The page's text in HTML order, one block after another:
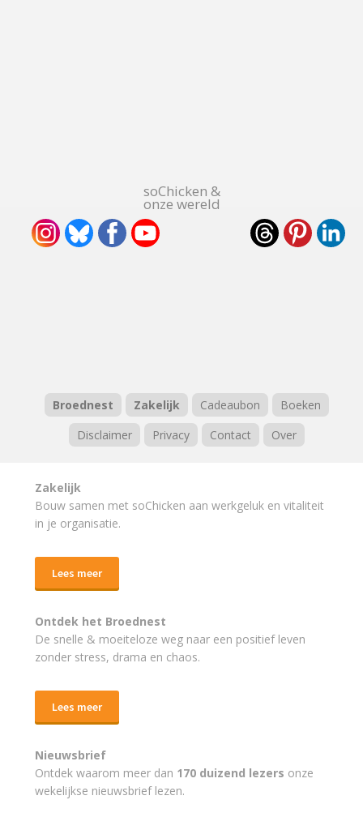
soChicken &
onze wereld
Broednest Zakelijk Cadeaubon
Boeken
Disclaimer
Privacy Contact Over
Zakelijk
Bouw samen met soChicken aan werkgeluk en vitaliteit
in je organisatie.
Lees meer
Ontdek het Broednest
De snelle & moeiteloze weg naar een positief leven
zonder stress, drama en chaos.
Lees meer
Nieuwsbrief
Ontdek waarom meer dan 170 duizend lezers onze
wekelijkse nieuwsbrief lezen.